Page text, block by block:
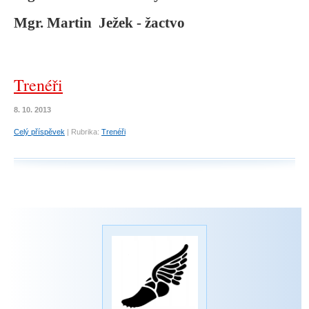
Mgr. Martin Ježek - žactvo
Trenéři
8. 10. 2013
Celý příspěvek | Rubrika: Trenéři